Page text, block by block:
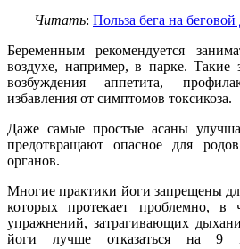
Читать: Польза бега на
Беременным рекомендуется
воздухе, например, в парке. Такие
возбуждения аппетита,
избавления от симптомов токсикоза.
Даже самые простые асаны
предотвращают опасное для
органов.
Многие практики йоги запрещены
которых протекает проблемно, в
упражнений, затрагивающих
йоги лучше отказаться на 9